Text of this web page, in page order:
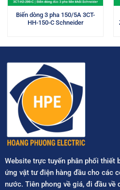
Biến dòng 3 pha 150/5A 3CT-
HH-150-C Schneider
Website trực tuyến phân phối thiết
ứng vật tư điện hàng đầu cho các
nước. Tiên phong về giá, đi đầu về